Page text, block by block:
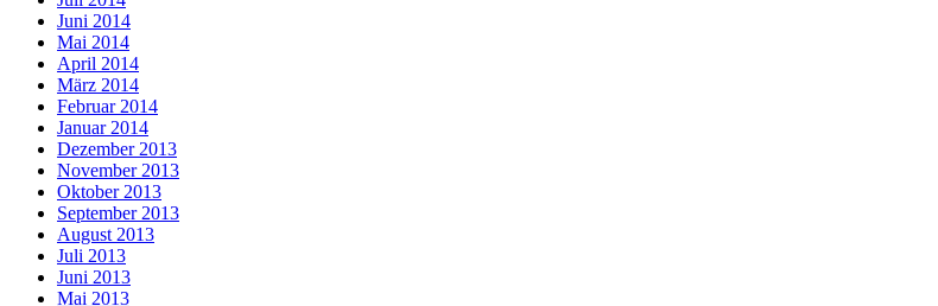
Juni 2014
Mai 2014
April 2014
März 2014
Februar 2014
Januar 2014
Dezember 2013
November 2013
Oktober 2013
September 2013
August 2013
Juli 2013
Juni 2013
Mai 2013